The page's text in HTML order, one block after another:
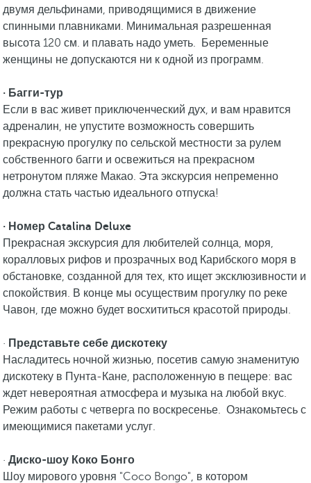
двумя дельфинами, приводящимися в движение
спинными плавниками. Минимальная разрешенная
высота 120 см. и плавать надо уметь. Беременные
женщины не допускаются ни к одной из программ.
· Багги-тур
Если в вас живет приключенческий дух, и вам нравится
адреналин, не упустите возможность совершить
прекрасную прогулку по сельской местности за рулем
собственного багги и освежиться на прекрасном
нетронутом пляже Макао. Эта экскурсия непременно
должна стать частью идеального отпуска!
· Номер Catalina Deluxe
Прекрасная экскурсия для любителей солнца, моря,
коралловых рифов и прозрачных вод Карибского моря в
обстановке, созданной для тех, кто ищет эксклюзивности и
спокойствия. В конце мы осуществим прогулку по реке
Чавон, где можно будет восхититься красотой природы.
· Представьте себе дискотеку
Насладитесь ночной жизнью, посетив самую знаменитую
дискотеку в Пунта-Кане, расположенную в пещере: вас
ждет невероятная атмосфера и музыка на любой вкус.
Режим работы с четверга по воскресенье. Ознакомьтесь с
имеющимися пакетами услуг.
· Диско-шоу Коко Бонго
Шоу мирового уровня "Coco Bongo", в котором